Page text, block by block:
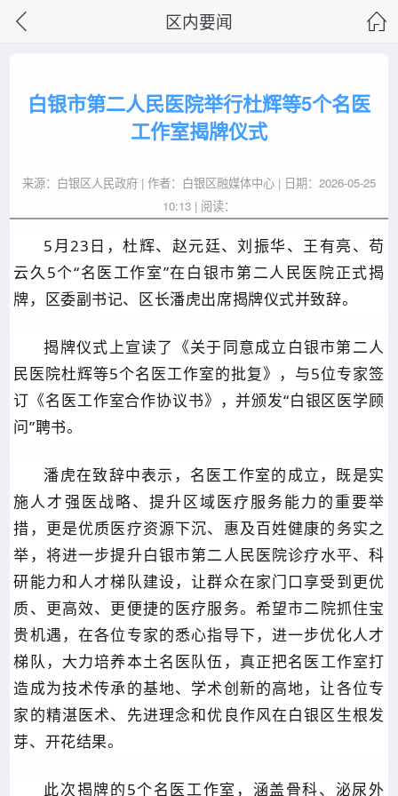
区内要闻
白银市第二人民医院举行杜辉等5个名医
工作室揭牌仪式
来源：白银区人民政府 | 作者：白银区融媒体中心 | 日期：2026-05-25
10:13 | 阅读：
5月23日，杜辉、赵元廷、刘振华、王有亮、苟
云久 5个“名医工作室”在白银市第二人民医院正式揭
牌， 区委副书记、区长潘虎出席揭牌仪式并致辞。
揭牌仪式上宣读了 《关于同意成立白银市第二人
民医院杜辉等5个名医工作室的批复》 ， 与5位专家签
订 《名医工作室合作协议书》 ，并颁发“白银区医学顾
问”聘书。
潘虎在致辞中表示，名医工作室的成立，既是实
施人才强医战略、提升区域医疗服务能力的重要举
措，更是优质医疗资源下沉、惠及百姓健康的务实之
举， 将进一步提升白银市第二人民医院诊疗水平、科
研能力和人才梯队建设，让群众在家门口享受到更优
质、更高效、更便捷的医疗服务。希望市二院抓住宝
贵机遇，在各位专家的悉心指导下，进一步优化人才
梯队，大力培养本土名医队伍 ， 真正把名医工作室打
造成为技术传承的基地、学术创新的高地，让各位专
家的精湛医术、先进理念和优良作风在白银区生根发
芽、开花结果。
此次揭牌的5个名医工作室，涵盖骨科、泌尿外